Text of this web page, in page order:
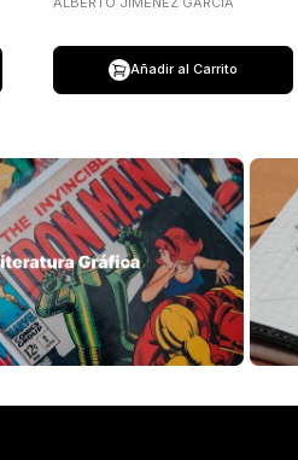
$ 54.900
LA CIENCIA FORENSE DE
AGATHA CHRISTIE
ALBERTO JIMENEZ GARCIA
Añadir al Carrito